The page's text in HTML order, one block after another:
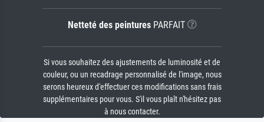
Netteté des peinturesPARFAIT
Si vous souhaitez des ajustements de luminosité et de
couleur, ou un recadrage personnalisé de l'image, nous
serons heureux d'effectuer ces modifications sans frais
supplémentaires pour vous. S'il vous plaît n'hésitez pas
à nous contacter.